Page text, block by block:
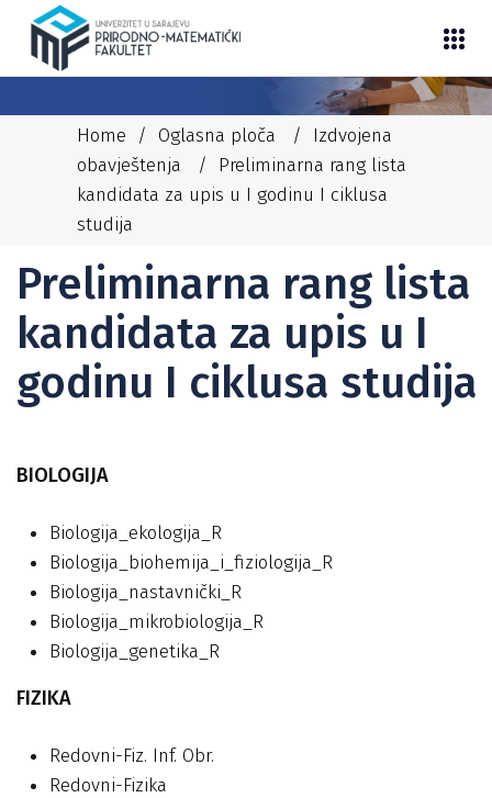
Home / Oglasna ploča / Izdvojena
obavještenja
/ Preliminarna rang lista
kandidata za upis u I godinu I ciklusa
studija
06/07/2026 NEDIM
Preliminarna rang lista
kandidata za upis u I
godinu I ciklusa studija
BIOLOGIJA
Biologija_ekologija_R
Biologija_biohemija_i_fiziologija_R
Biologija_nastavnički_R
Biologija_mikrobiologija_R
Biologija_genetika_R
FIZIKA
Redovni-Fiz. Inf. Obr.
Redovni-Fizika